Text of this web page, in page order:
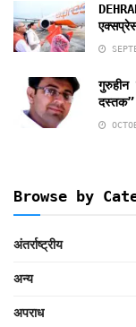
दस्तक”
Browse by
अंतर्राष्ट्रीय
अन्य
अपराध